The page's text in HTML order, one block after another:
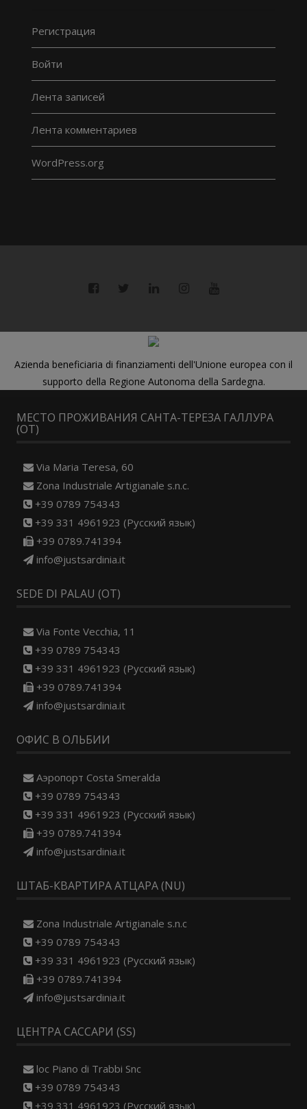
Регистрация
Войти
Лента записей
Лента комментариев
WordPress.org
Azienda beneficiaria di finanziamenti dell'Unione europea con il
supporto della Regione Autonoma della Sardegna.
МЕСТО ПРОЖИВАНИЯ САНТА-ТЕРЕЗА ГАЛЛУРА
(OT)
Via Maria Teresa, 60
Zona Industriale Artigianale s.n.c.
+39 0789 754343
+39 331 4961923 (Русский язык)
+39 0789.741394
info@justsardinia.it
SEDE DI PALAU (OT)
Via Fonte Vecchia, 11
+39 0789 754343
+39 331 4961923 (Русский язык)
+39 0789.741394
info@justsardinia.it
ОФИС В ОЛЬБИИ
Aэропорт Costa Smeralda
+39 0789 754343
+39 331 4961923 (Русский язык)
+39 0789.741394
info@justsardinia.it
ШТАБ-КВАРТИРА АТЦАРА (NU)
Zona Industriale Artigianale s.n.c
+39 0789 754343
+39 331 4961923 (Русский язык)
+39 0789.741394
info@justsardinia.it
ЦЕНТРА САССАРИ (SS)
loc Piano di Trabbi Snc
+39 0789 754343
+39 331 4961923 (Русский язык)